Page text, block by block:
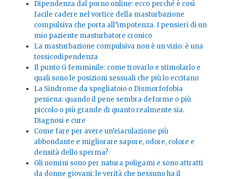
Dipendenza dal porno online: ecco perché è così
facile cadere nel vortice della masturbazione
compulsiva che porta all’impotenza. I pensieri di un
mio paziente masturbatore cronico
La masturbazione compulsiva non è un vizio: è una
tossicodipendenza
Il punto G femminile: come trovarlo e stimolarlo e
quali sono le posizioni sessuali che più lo eccitano
La Sindrome da spogliatoio o Dismorfofobia
peniena: quando il pene sembra deforme o più
piccolo o più grande di quanto realmente sia.
Diagnosi e cure
Come fare per avere un’eiaculazione più
abbondante e migliorare sapore, odore, colore e
densità dello sperma?
Gli uomini sono per natura poligami e sono attratti
da donne giovani: le verità che nessuno ha il